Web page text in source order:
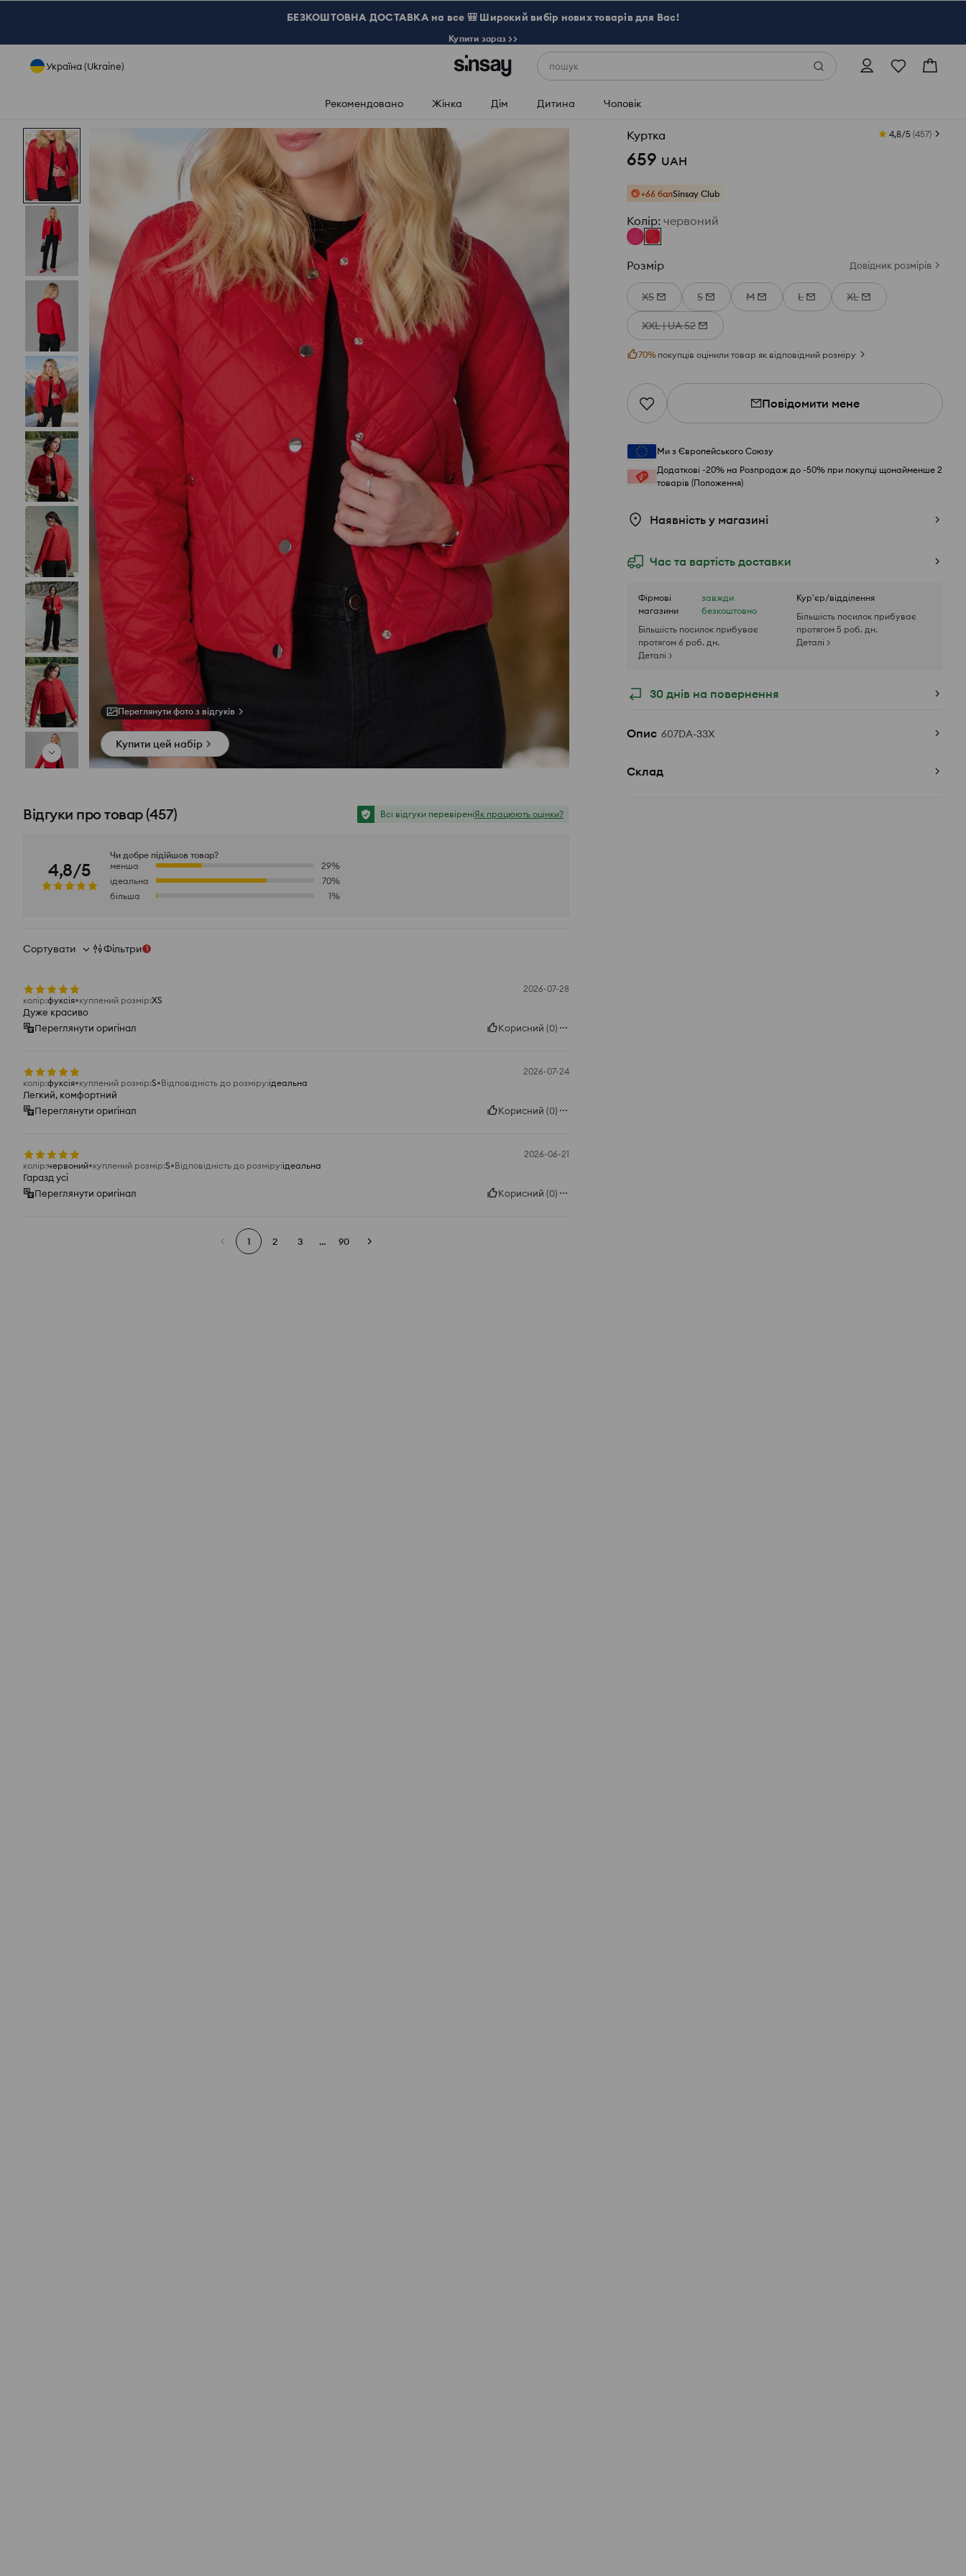
БЕЗКОШТОВНА ДОСТАВКА на все 🎒 Широкий вибір нових товарів для Вас!
Купити зараз >>
Україна (Ukraine) пошук
Рекомендовано Жінка Дім Дитина Чоловік
Куртка 4,8/5 (457)
659 UAH
+66 балSinsay Club
Колір: червоний
Розмір Довідник розмірів
XS S M L XL
XXL | UA 52
70% покупців оцінили товар як відповідний розміру
Повідомити мене
Ми з Європейського Союзу
Додаткові -20% на Розпродаж до -50% при покупці щонайменше 2
товарів (Положення)
Наявність у магазині
Час та вартість доставки
Фірмові
магазини
завжди
безкоштовно
Більшість посилок прибуває
протягом 6 роб. дн.
Деталі >
Кур'єр/відділення
Більшість посилок прибуває
протягом 5 роб. дн.
Деталі >
30 днів на повернення
Опис 607DA-33X
Склад
Переглянути фото з відгуків
Купити цей набір
Відгуки про товар(457) Всі відгуки перевіреніЯк працюють оцінки?
4,8/5
Чи добре підійшов товар?
менша
29%
ідеальна
70%
більша
1%
Сортувати Фільтри 1
2026-07-28
колір:фуксія куплений розмір:XS
Дуже красиво
Переглянути оригінал
Корисний (0)
2026-07-24
колір:фуксія куплений розмір:S Відповідність до розміру:ідеальна
Легкий, комфортний
Переглянути оригінал
Корисний (0)
2026-06-21
колір:червоний куплений розмір:S Відповідність до розміру:ідеальна
Гаразд усі
Переглянути оригінал
Корисний (0)
1 2 3 ... 90